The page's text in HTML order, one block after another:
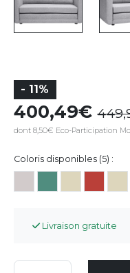
- 11%
400,49
dont 8,50€ Eco-Participation
Coloris disponibles (5) :
Livraison gratuite